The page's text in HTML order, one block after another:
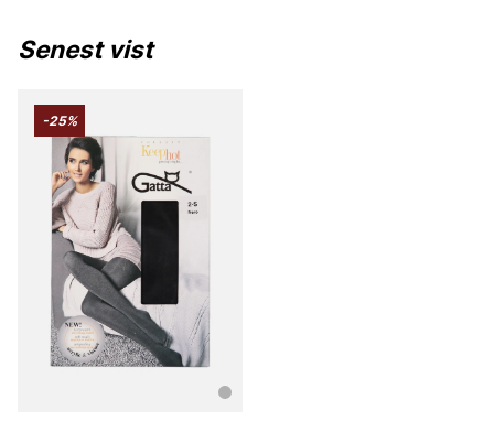
Senest vist
-25%